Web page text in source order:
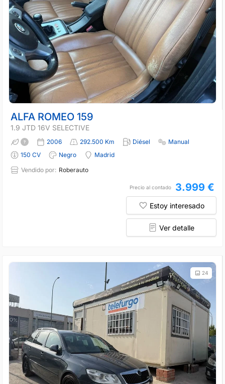
ALFA ROMEO 159
1.9 JTD 16V SELECTIVE
2006 292.500 Km Diésel
Manual
150 CV
Negro
Madrid
Vendido por: Roberauto
Precio al contado 3.999 €
Estoy interesado
Ver detalle
24